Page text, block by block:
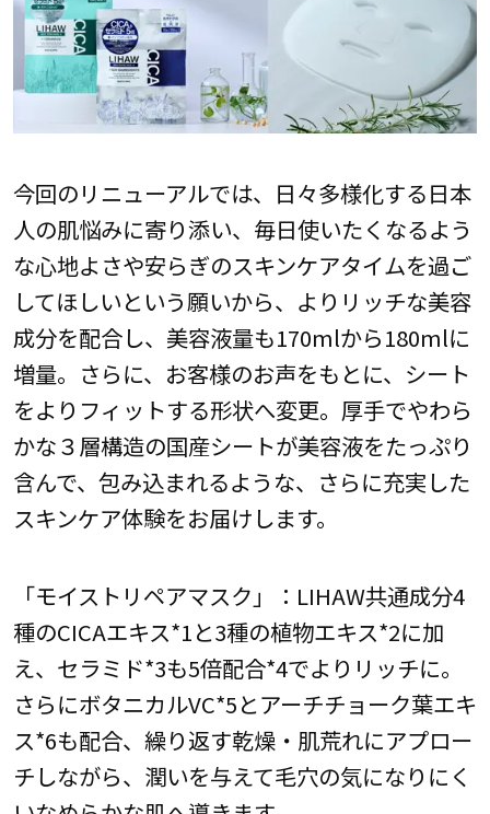
今回のリニューアルでは、日々多様化する日本
人の肌悩みに寄り添い、毎日使いたくなるよう
な心地よさや安らぎのスキンケアタイムを過ご
してほしいという願いから、よりリッチな美容
成分を配合し、美容液量も170mlから180mlに
増量。さらに、お客様のお声をもとに、シート
をよりフィットする形状へ変更。厚手でやわら
かな３層構造の国産シートが美容液をたっぷり
含んで、包み込まれるような、さらに充実した
スキンケア体験をお届けします。
「モイストリペアマスク」：LIHAW共通成分4
種のCICAエキス*1と3種の植物エキス*2に加
え、セラミド*3も5倍配合*4でよりリッチに。
さらにボタニカルVC*5とアーチチョーク葉エキ
ス*6も配合、繰り返す乾燥・肌荒れにアプロー
チしながら、潤いを与えて毛穴の気になりにく